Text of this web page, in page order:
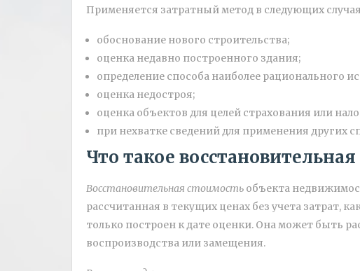
Применяется затратный метод в следующих
обоснование нового строительства;
оценка недавно построенного здания;
определение способа наиболее рационального
оценка недостроя;
оценка объектов для целей страхования или
при нехватке сведений для применения других
Что такое
Восстановительная стоимость объекта
рассчитанная в текущих ценах без учета затрат,
только построен к дате оценки. Она может быть
воспроизводства или замещения.